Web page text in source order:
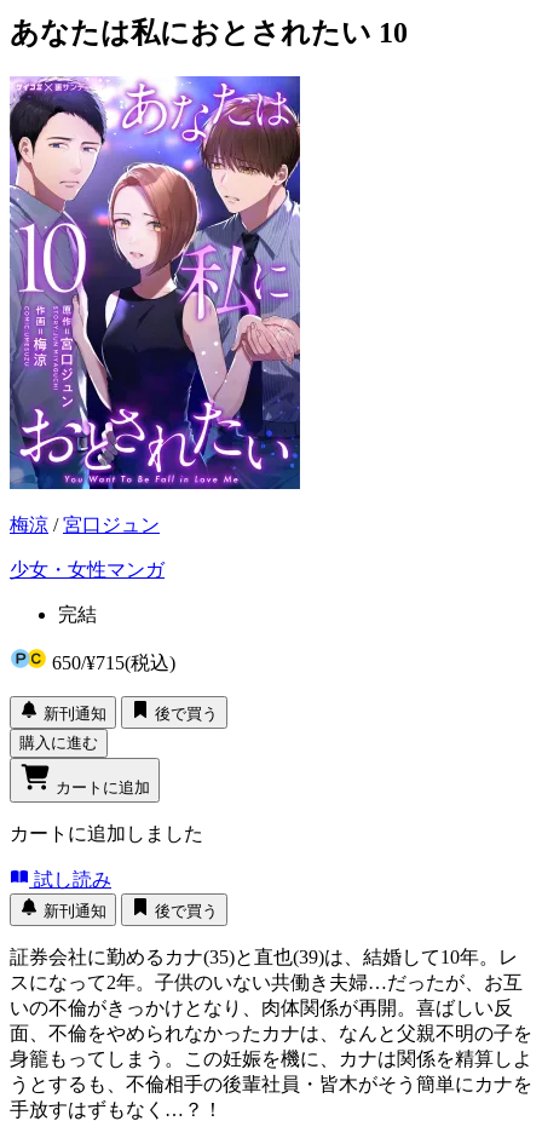
あなたは私におとされたい 10
梅涼 /宮口ジュン
少女・女性マンガ
完結
650/¥715(税込)
新刊通知
後で買う
購入に進む
カートに追加
カートに追加しました
試し読み
新刊通知 後で買う
証券会社に勤めるカナ(35)と直也(39)は、結婚して10年。レ
スになって2年。子供のいない共働き夫婦…だったが、お互
いの不倫がきっかけとなり、肉体関係が再開。喜ばしい反
面、不倫をやめられなかったカナは、なんと父親不明の子を
身籠もってしまう。この妊娠を機に、カナは関係を精算しよ
うとするも、不倫相手の後輩社員・皆木がそう簡単にカナを
手放すはずもなく…？！